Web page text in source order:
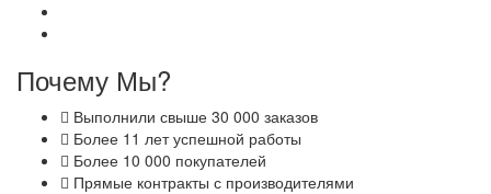
Почему Мы?
Выполнили свыше 30 000 заказов
Более 11 лет успешной работы
Более 10 000 покупателей
Прямые контракты с производителями